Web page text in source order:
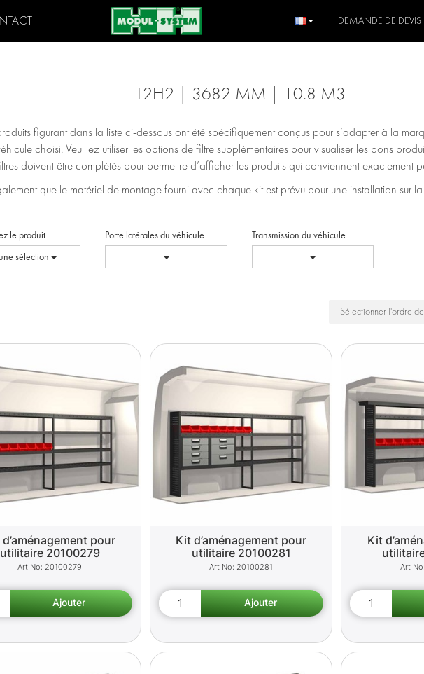
DEMANDE DE DEVIS
L2H2 | 3682 MM | 10.8 M3
figurant dans la liste ci-dessous ont été spécifiquement conçus pour s’adapter à la
choisi. Veuillez utiliser les options de filtre supplémentaires pour visualiser les bons
doivent être complétés pour permettre d’afficher les produits qui conviennent exactement
que le matériel de montage fourni avec chaque kit est prévu pour une installation sur
le produit
sélection
Porte latérales du véhicule Transmission du véhicule
pour
utilitaire 20100279
20100279
Kit d’aménagement pour
utilitaire 20100281
20100281
Kit